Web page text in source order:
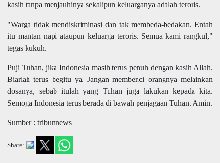
kasih tanpa menjauhinya sekalipun keluarganya adalah teroris.
"Warga tidak mendiskriminasi dan tak membeda-bedakan. Entah
itu mantan napi ataupun keluarga teroris. Semua kami rangkul,"
tegas kukuh.
Puji Tuhan, jika Indonesia masih terus penuh dengan kasih Allah.
Biarlah terus begitu ya. Jangan membenci orangnya melainkan
dosanya, sebab itulah yang Tuhan juga lakukan kepada kita.
Semoga Indonesia terus berada di bawah penjagaan Tuhan. Amin.
Sumber : tribunnews
Share: